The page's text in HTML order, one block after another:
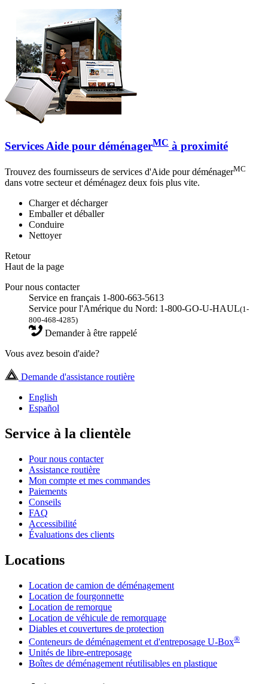
Services Aide pour déménagerMC à proximité
Trouvez des fournisseurs de services d'Aide pour déménagerMC
dans votre secteur et déménagez deux fois plus vite.
Charger et décharger
Emballer et déballer
Conduire
Nettoyer
Retour
Haut de la page
Pour nous contacter
Service en français 1-800-663-5613
Service pour l'Amérique du Nord: 1-800-GO-U-HAUL(1-
800-468-4285)
Demander à être rappelé
Vous avez besoin d'aide?
Demande d'assistance routière
English
Español
Service à la clientèle
Pour nous contacter
Assistance routière
Mon compte et mes commandes
Paiements
Conseils
FAQ
Accessibilité
Évaluations des clients
Locations
Location de camion de déménagement
Location de fourgonnette
Location de remorque
Location de véhicule de remorquage
Diables et couvertures de protection
Conteneurs de déménagement et d'entreposage U-Box®
Unités de libre-entreposage
Boîtes de déménagement réutilisables en plastique